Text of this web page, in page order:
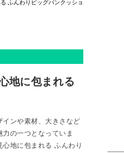
ふんわりビッグパンクッショ
地に包まれる
ンや素材、大きさなど
の一つとなっていま
地に包まれる ふんわり